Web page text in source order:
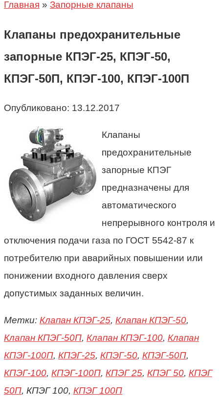
Главная » Запорные клапаны
Клапаны предохранительные
запорные КПЭГ-25, КПЭГ-50,
КПЭГ-50П, КПЭГ-100, КПЭГ-100П
Опубликовано: 13.12.2017
Клапаны
предохранительные
запорные КПЭГ
предназначены для
автоматического
непрерывного контроля и
отключения подачи газа по ГОСТ 5542-87 к
потребителю при аварийных повышении или
понижении входного давления сверх
допустимых заданных величин.
Метки: Клапан КПЭГ-25, Клапан КПЭГ-50,
Клапан КПЭГ-50П, Клапан КПЭГ-100, Клапан
КПЭГ-100П, КПЭГ-25, КПЭГ-50, КПЭГ-50П,
КПЭГ-100, КПЭГ-100П, КПЭГ 25, КПЭГ 50, КПЭГ
50П, КПЭГ 100, КПЭГ 100П